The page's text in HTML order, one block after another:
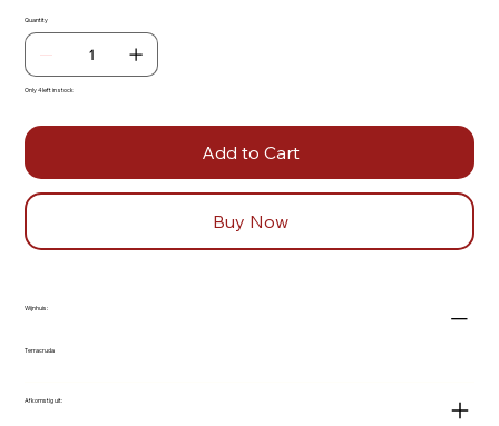
Quantity
Only 4 left in stock
Add to Cart
Buy Now
Wijnhuis:
Terracruda
Afkomstig uit: